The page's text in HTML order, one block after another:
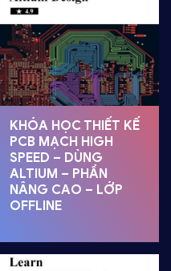
KHÓA HỌC THIẾT KẾ
PCB MẠCH HIGH
SPEED – DÙNG
ALTIUM – PHẦN
NÂNG CAO – LỚP
OFFLINE